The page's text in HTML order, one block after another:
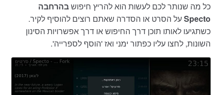
כל מה שנותר לכם לעשות הוא להריץ חיפושבהרחבה
Spectoעל הסרט או הסדרה שאתם רוצים להוסיף לקיר.
כשתגיעו לאותו תוכן דרך החיפוש או דרך אפשרויות הסינון
השונות, לחצו עליו כפתור ימני ואז 'הוסף לספרייה'.